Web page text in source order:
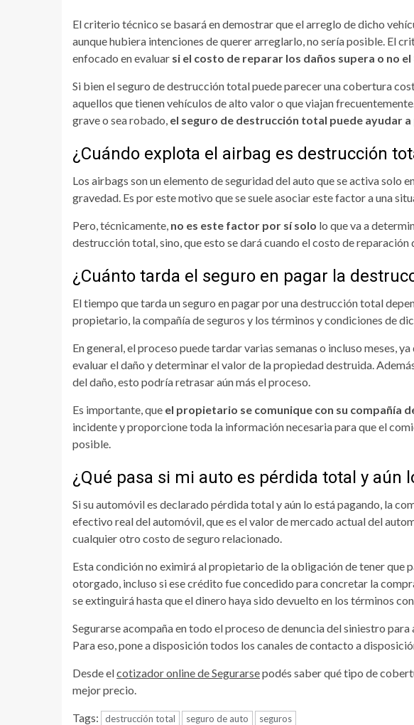
El criterio técnico se basará en demostrar que el arreglo de dicho
aunque hubiera intenciones de querer arreglarlo, no sería posible. El
enfocado en evaluar si el costo de reparar los daños supera o no
Si bien el seguro de destrucción total puede parecer una cobertura
aquellos que tienen vehículos de alto valor o que viajan
grave o sea robado, el seguro de destrucción total puede ayudar
¿Cuándo explota el airbag es destrucción
Los airbags son un elemento de seguridad del auto que se activa solo
gravedad. Es por este motivo que se suele asociar este factor a una
Pero, técnicamente, no es este factor por sí solo lo que va a
destrucción total, sino, que esto se dará cuando el costo de reparación
¿Cuánto tarda el seguro en pagar la
El tiempo que tarda un seguro en pagar por una destrucción total
propietario, la compañía de seguros y los términos y condiciones de
En general, el proceso puede tardar varias semanas o incluso meses,
evaluar el daño y determinar el valor de la propiedad destruida.
del daño, esto podría retrasar aún más el proceso.
Es importante, que el propietario se comunique con su compañía
incidente y proporcione toda la información necesaria para que el
posible.
¿Qué pasa si mi auto es pérdida total y aún
Si su automóvil es declarado pérdida total y aún lo está pagando, la
efectivo real del automóvil, que es el valor de mercado actual del
cualquier otro costo de seguro relacionado.
Esta condición no eximirá al propietario de la obligación de tener que
otorgado, incluso si ese crédito fue concedido para concretar la
se extinguirá hasta que el dinero haya sido devuelto en los términos
Segurarseacompaña en todo el proceso de denuncia del siniestro
Para eso, pone a disposición todos los canales de contacto a
Desde elcotizador online de Segurarsepodés saber qué tipo de
mejor precio.
Tags: destrucción total seguro de auto seguros